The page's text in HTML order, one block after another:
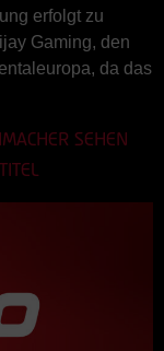
erfolgt zu
Gaming, den
da das
SEHEN